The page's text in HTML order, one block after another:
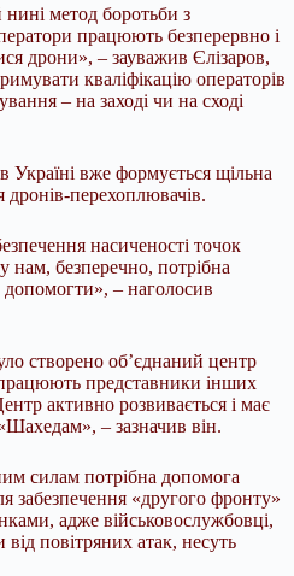
метод боротьби з
працюють безперервно і
дрони», – зауважив Єлізаров,
кваліфікацію операторів
– на заході чи на сході
Україні вже формується щільна
перехоплювачів.
насиченості точок
нам, безперечно, потрібна
– наголосив
створено об’єднаний центр
представники інших
активно розвивається і має
– зазначив він.
силам потрібна допомога
забезпечення «другого фронту»
адже військовослужбовці,
від повітряних атак, несуть